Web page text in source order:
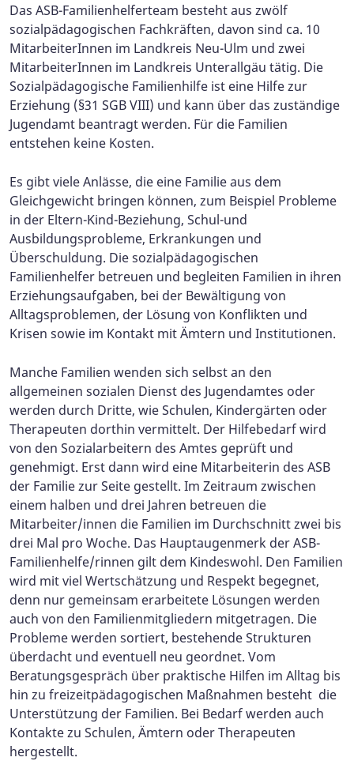
Das ASB-Familienhelferteam besteht aus zwölf
sozialpädagogischen Fachkräften, davon sind ca. 10
MitarbeiterInnen im Landkreis Neu-Ulm und zwei
MitarbeiterInnen im Landkreis Unterallgäu tätig. Die
Sozialpädagogische Familienhilfe ist eine Hilfe zur
Erziehung (§31 SGB VIII) und kann über das zuständige
Jugendamt beantragt werden. Für die Familien
entstehen keine Kosten.
Es gibt viele Anlässe, die eine Familie aus dem
Gleichgewicht bringen können, zum Beispiel Probleme
in der Eltern-Kind-Beziehung, Schul-und
Ausbildungsprobleme, Erkrankungen und
Überschuldung. Die sozialpädagogischen
Familienhelfer betreuen und begleiten Familien in ihren
Erziehungsaufgaben, bei der Bewältigung von
Alltagsproblemen, der Lösung von Konflikten und
Krisen sowie im Kontakt mit Ämtern und Institutionen.
Manche Familien wenden sich selbst an den
allgemeinen sozialen Dienst des Jugendamtes oder
werden durch Dritte, wie Schulen, Kindergärten oder
Therapeuten dorthin vermittelt. Der Hilfebedarf wird
von den Sozialarbeitern des Amtes geprüft und
genehmigt. Erst dann wird eine Mitarbeiterin des ASB
der Familie zur Seite gestellt. Im Zeitraum zwischen
einem halben und drei Jahren betreuen die
Mitarbeiter/innen die Familien im Durchschnitt zwei bis
drei Mal pro Woche. Das Hauptaugenmerk der ASB-
Familienhelfe/rinnen gilt dem Kindeswohl. Den Familien
wird mit viel Wertschätzung und Respekt begegnet,
denn nur gemeinsam erarbeitete Lösungen werden
auch von den Familienmitgliedern mitgetragen. Die
Probleme werden sortiert, bestehende Strukturen
überdacht und eventuell neu geordnet. Vom
Beratungsgespräch über praktische Hilfen im Alltag bis
hin zu freizeitpädagogischen Maßnahmen besteht die
Unterstützung der Familien. Bei Bedarf werden auch
Kontakte zu Schulen, Ämtern oder Therapeuten
hergestellt.